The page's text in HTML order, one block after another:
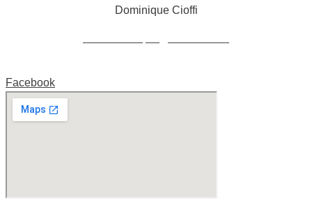
Dominique Cioffi
Facebook